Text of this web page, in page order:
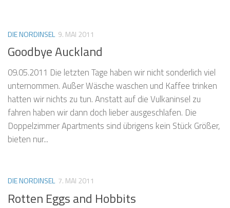
DIE NORDINSEL 9. MAI 2011
Goodbye Auckland
09.05.2011 Die letzten Tage haben wir nicht sonderlich viel
unternommen. Außer Wäsche waschen und Kaffee trinken
hatten wir nichts zu tun. Anstatt auf die Vulkaninsel zu
fahren haben wir dann doch lieber ausgeschlafen. Die
Doppelzimmer Apartments sind übrigens kein Stück Größer,
bieten nur...
DIE NORDINSEL 7. MAI 2011
Rotten Eggs and Hobbits